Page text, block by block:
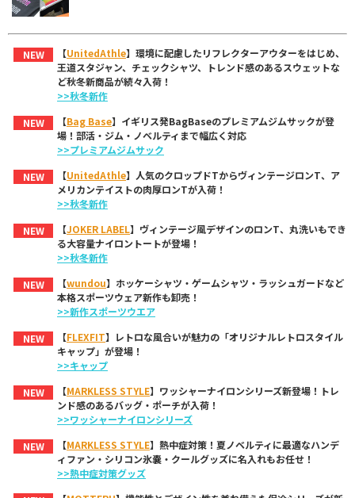
NEW 【UnitedAthle】環境に配慮したリフレクターアウターをはじめ、
王道スタジャン、チェックシャツ、トレンド感のあるスウェットな
ど秋冬新商品が続々入荷！
>>秋冬新作
NEW
【Bag Base】イギリス発BagBaseのプレミアムジムサックが登
場！部活・ジム・ノベルティまで幅広く対応
>>プレミアムジムサック
NEW
【UnitedAthle】人気のクロップドTからヴィンテージロンT、ア
メリカンテイストの肉厚ロンTが入荷！
>>秋冬新作
NEW
【JOKER LABEL】ヴィンテージ風デザインのロンT、丸洗いもでき
る大容量ナイロントートが登場！
>>秋冬新作
NEW
【wundou】ホッケーシャツ・ゲームシャツ・ラッシュガードなど
本格スポーツウェア新作も卸売！
>>新作スポーツウエア
NEW
【FLEXFIT】レトロな風合いが魅力の「オリジナルレトロスタイル
キャップ」が登場！
>>キャップ
NEW
【MARKLESS STYLE】ワッシャーナイロンシリーズ新登場！トレ
ンド感のあるバッグ・ポーチが入荷！
>>ワッシャーナイロンシリーズ
NEW
【MARKLESS STYLE】熱中症対策！夏ノベルティに最適なハンデ
ィファン・シリコン氷嚢・クールグッズに名入れもお任せ！
>>熱中症対策グッズ